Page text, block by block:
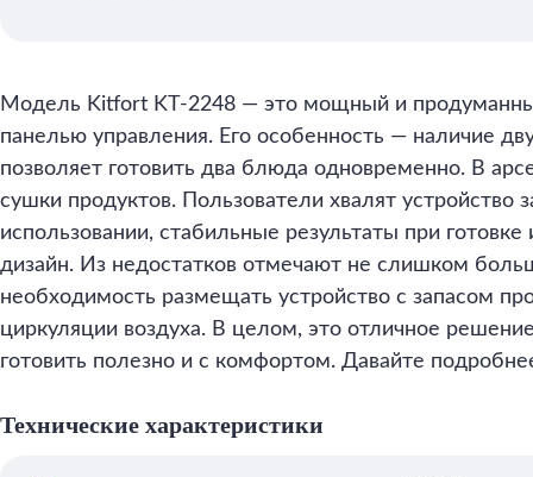
Модель Kitfort KT-2248 — это мощный и
панелью управления. Его особенность — наличие
позволяет готовить два блюда одновременно. В
сушки продуктов. Пользователи хвалят устройство
использовании, стабильные результаты при
дизайн. Из недостатков отмечают не слишком
необходимость размещать устройство с запасом
циркуляции воздуха. В целом, это отличное
готовить полезно и с комфортом. Давайте
Технические характеристики